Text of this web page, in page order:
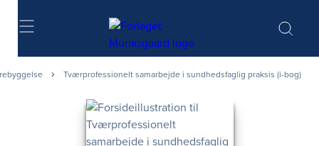
Søg
Tværprofessionelt samarbejde i sundhedsfaglig praksis (i-bog)